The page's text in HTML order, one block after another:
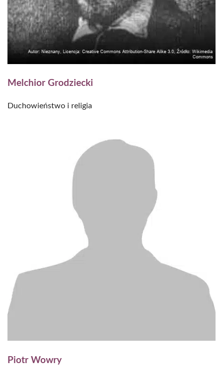
Melchior Grodziecki
Duchowieństwo i religia
Piotr Wowry